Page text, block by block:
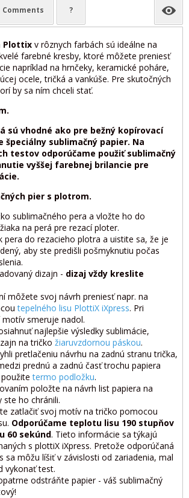
Comments ?
Plottix v rôznych farbách sú ideálne na
farebné kresby, ktoré môžete preniesť
napríklad na hrnčeky, keramické poháre,
ocele, tričká a vankúše. Pre skutočných
by sa ním chceli stať.
sú vhodné ako pre bežný kopírovací
špeciálny sublimačný papier. Na
testov odporúčame použiť sublimačný
vyššej farebnej brilancie pre
pier s plotrom.
sublimačného pera a vložte ho do
na perá pre rezací ploter.
pera do rezacieho plotra a uistite sa, že je
aby ste predišli pošmyknutiu počas
dizajn - dizaj vždy kreslite
môžete svoj návrh preniesť napr. na
tepelného lisu PlottiX iXpress. Pri
smeruje nadol.
najlepšie výsledky sublimácie,
na tričko žiaruvzdornou páskou.
pretlačeniu návrhu na zadnú stranu trička,
prednú a zadnú časť trochu papiera
použitetermo podložku.
položte na návrh list papiera na
ste ho chránili.
zatlačiť svoj motív na tričko pomocou
Odporúčame teplotu lisu 190 stupňov
60 sekúnd. Tieto informácie sa týkajú
s plottiX iXpress. Pretože odporúčaná
sa môžu líšiť v závislosti od zariadenia, mal
vykonať test.
odstráňte papier - váš sublimačný